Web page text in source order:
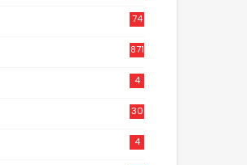
74
871
4
30
4